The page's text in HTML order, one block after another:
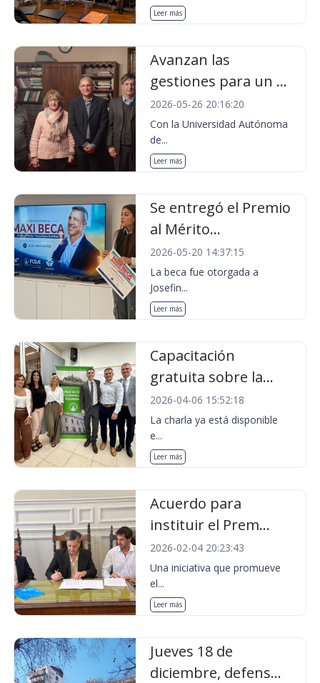
Leer más
Avanzan las
gestiones para un ...
2026-05-26 20:16:20
Con la Universidad Autónoma
de...
Leer más
Se entregó el Premio
al Mérito...
2026-05-20 14:37:15
La beca fue otorgada a
Josefin...
Leer más
Capacitación
gratuita sobre la...
2026-04-06 15:52:18
La charla ya está disponible
e...
Leer más
Acuerdo para
instituir el Prem...
2026-02-04 20:23:43
Una iniciativa que promueve
el...
Leer más
Jueves 18 de
diciembre, defens...